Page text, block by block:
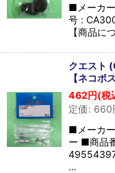
■メーカ
号 :
【商品
クエスト
【ネコポ
462円(税
定価: 660
■メーカ
ー ■商品
…